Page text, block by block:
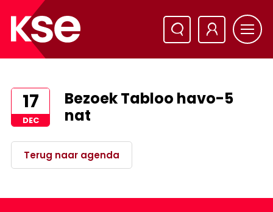
17
DEC
Bezoek Tabloo havo-5
nat
Terug naar agenda